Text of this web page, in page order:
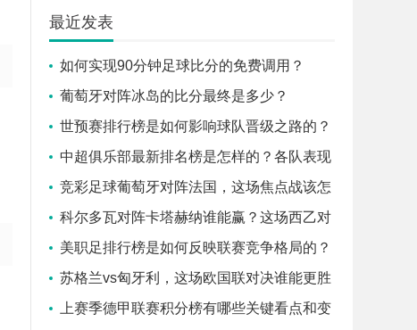
最近发表
如何实现90分钟足球比分的免费调用？
葡萄牙对阵冰岛的比分最终是多少？
世预赛排行榜是如何影响球队晋级之路的？
中超俱乐部最新排名榜是怎样的？各队表现
背后有哪些故事？
竞彩足球葡萄牙对阵法国，这场焦点战该怎
么看？
科尔多瓦对阵卡塔赫纳谁能赢？这场西乙对
决有哪些关键看点？
美职足排行榜是如何反映联赛竞争格局的？
苏格兰vs匈牙利，这场欧国联对决谁能更胜
一筹？
上赛季德甲联赛积分榜有哪些关键看点和变